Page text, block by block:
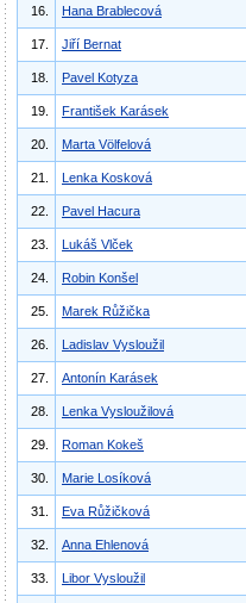
16. Hana Brablecová
17. Jiří Bernat
18. Pavel Kotyza
19. František Karásek
20. Marta Völfelová
21. Lenka Kosková
22. Pavel Hacura
23. Lukáš Vlček
24. Robin Konšel
25. Marek Růžička
26. Ladislav Vysloužil
27. Antonín Karásek
28. Lenka Vysloužilová
29. Roman Kokeš
30. Marie Losíková
31. Eva Růžičková
32. Anna Ehlenová
33. Libor Vysloužil